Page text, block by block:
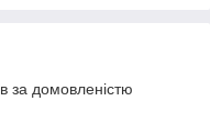
за домовленістю